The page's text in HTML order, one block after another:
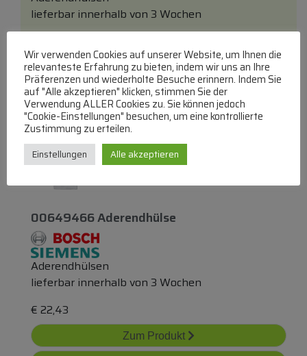
lieferbar innerhalb von 3 Wochen
Zum Produkt
In den Warenkorb
00649466 Aderendhülse
Aderendhülsen
lieferbar innerhalb von 3 Wochen
€ 22,43
Zum Produkt
Wir verwenden Cookies auf unserer Website, um Ihnen die
relevanteste Erfahrung zu bieten, indem wir uns an Ihre
Präferenzen und wiederholte Besuche erinnern. Indem Sie
auf "Alle akzeptieren" klicken, stimmen Sie der
Verwendung ALLER Cookies zu. Sie können jedoch
"Cookie-Einstellungen" besuchen, um eine kontrollierte
Zustimmung zu erteilen.
Einstellungen Alle akzeptieren